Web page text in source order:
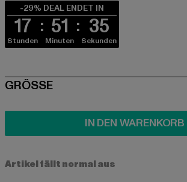
-29% DEAL ENDET IN
17
Stunden
51
Minuten
35
Sekunden
SIZE
GRÖSSE
IN DEN WARENKORB
Artikel fällt normal aus